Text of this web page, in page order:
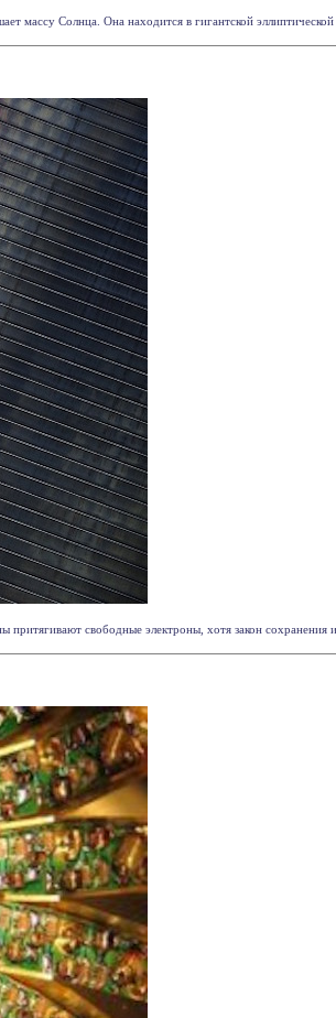
Солнца. Она находится в гигантской эллиптической
свободные электроны, хотя закон сохранения